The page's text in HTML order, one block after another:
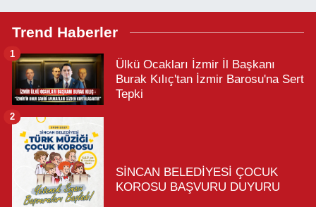
Trend Haberler
Ülkü Ocakları İzmir İl Başkanı
Burak Kılıç'tan İzmir Barosu'na Sert
Tepki
1
SİNCAN BELEDİYESİ ÇOCUK
KOROSU BAŞVURU DUYURU
2